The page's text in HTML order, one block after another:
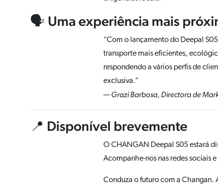
🗣️ Uma experiência mais
“Com o lançamento do Deepal
transporte mais eficientes,
respondendo a vários perfis de
exclusiva.”
—Grazi Barbosa, Directora de
📍 Disponível brevemente
O CHANGAN Deepal S05 estará
Acompanhe-nos nas redes sociais
Conduza o futuro com a